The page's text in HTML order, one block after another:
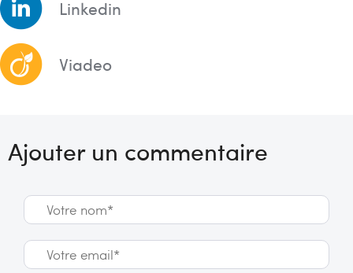
Linkedin
Viadeo
Ajouter un commentaire